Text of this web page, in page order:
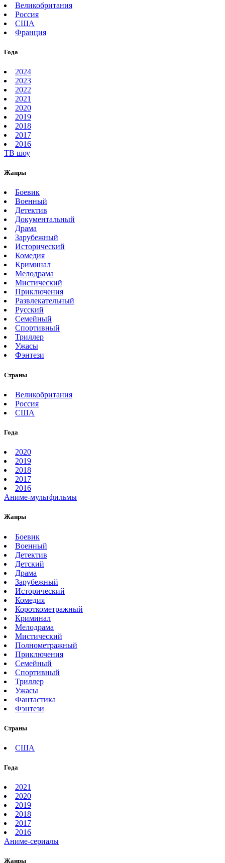
Великобритания
Россия
США
Франция
Года
2024
2023
2022
2021
2020
2019
2018
2017
2016
ТВ шоу
Жанры
Боевик
Военный
Детектив
Документальный
Драма
Зарубежный
Исторический
Комедия
Криминал
Мелодрама
Мистический
Приключения
Развлекательный
Русский
Семейный
Спортивный
Триллер
Ужасы
Фэнтези
Страны
Великобритания
Россия
США
Года
2020
2019
2018
2017
2016
Аниме-мультфильмы
Жанры
Боевик
Военный
Детектив
Детский
Драма
Зарубежный
Исторический
Комедия
Короткометражный
Криминал
Мелодрама
Мистический
Полнометражный
Приключения
Семейный
Спортивный
Триллер
Ужасы
Фантастика
Фэнтези
Страны
США
Года
2021
2020
2019
2018
2017
2016
Аниме-сериалы
Жанры